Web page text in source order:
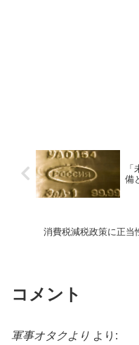
備
消費税減税政策に正当
コメント
軍事オタクより より: